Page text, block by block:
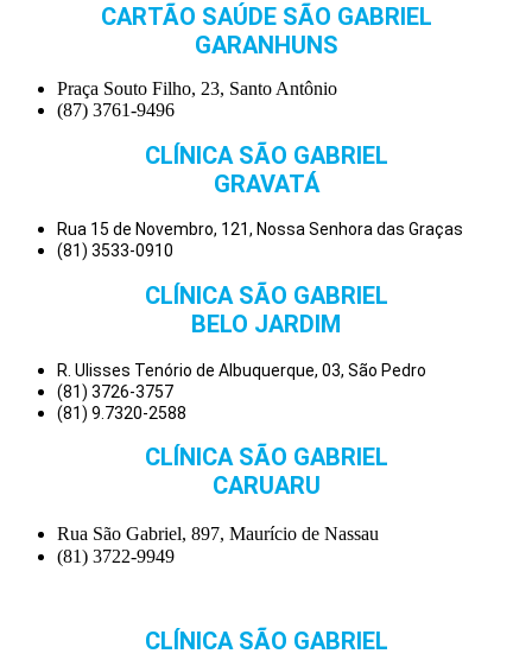
CARTÃO SAÚDE SÃO GABRIEL
GARANHUNS
Praça Souto Filho, 23, Santo Antônio
(87) 3761-9496
CLÍNICA SÃO GABRIEL
GRAVATÁ
Rua 15 de Novembro, 121, Nossa Senhora das Graças
(81) 3533-0910
CLÍNICA SÃO GABRIEL
BELO JARDIM
R. Ulisses Tenório de Albuquerque, 03, São Pedro
(81) 3726-3757
(81) 9.7320-2588
CLÍNICA SÃO GABRIEL
CARUARU
Rua São Gabriel, 897, Maurício de Nassau
(81) 3722-9949
CLÍNICA SÃO GABRIEL